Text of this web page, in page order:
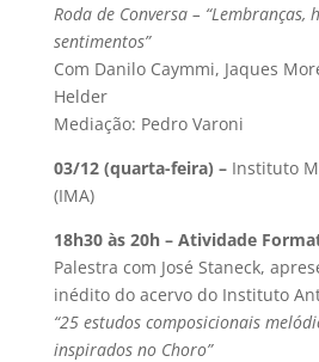
Roda de Conversa – “Lembranças,
sentimentos”
Com Danilo Caymmi, Jaques
Helder
Mediação: Pedro Varoni
03/12 (quarta-feira) – Instituto
(IMA)
18h30 às 20h – Atividade
Palestra com José Staneck,
inédito do acervo do Instituto
“25 estudos composicionais
inspirados no Choro”